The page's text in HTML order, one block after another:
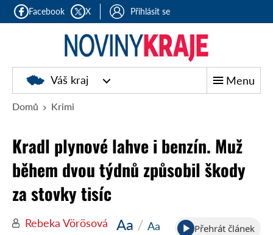
Facebook X Přihlásit se
Noviny
kraje
Váš kraj Menu
Domů Krimi
Kradl plynové lahve i benzín. Muž
během dvou týdnů způsobil škody
za stovky tisíc
Rebeka Vörösová Aa / Aa Přehrát článek